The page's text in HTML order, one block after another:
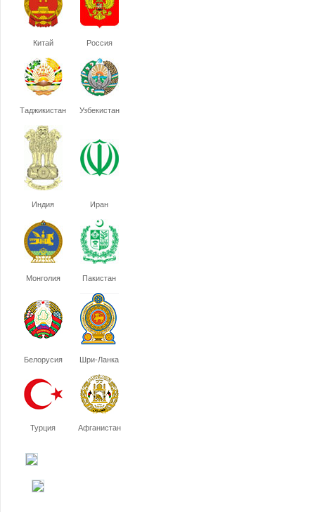
Китай Россия
Таджикистан Узбекистан
Индия Иран
Монголия Пакистан
Белорусия Шри-Ланка
Турция Афганистан